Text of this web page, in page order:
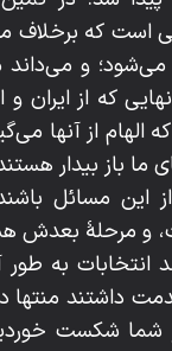
است كه
و مى‌داند
كه از ايران
الهام از آنها
ما باز بيدار
اين مسائل
مرحلۀ بعدش هم
انتخابات به
داشتند
شما شكست